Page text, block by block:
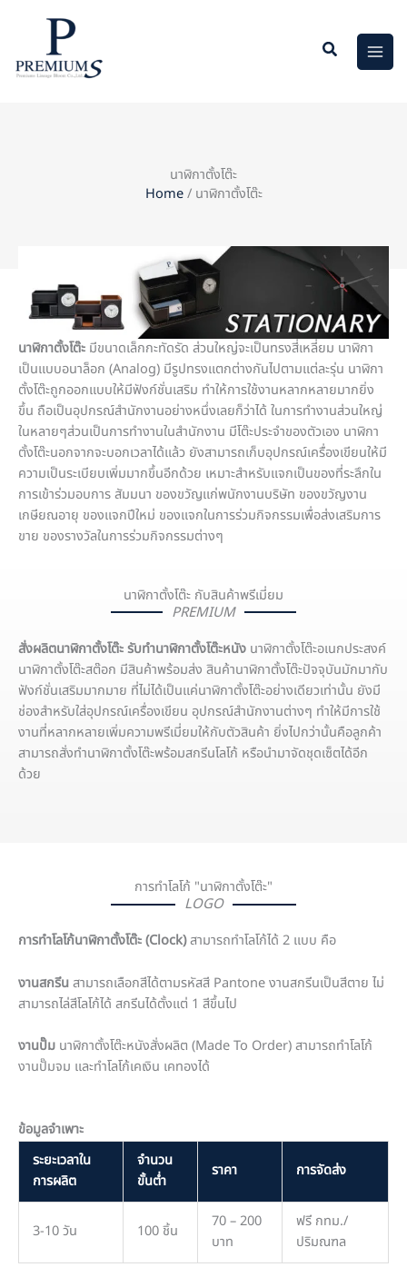
นาฬิกาตั้งโต๊ะ
Home/ นาฬิกาตั้งโต๊ะ
นาฬิกาตั้งโต๊ะ มีขนาดเล็กกะทัดรัด ส่วนใหญ่จะเป็นทรงสี่เหลี่ยม นาฬิกา
เป็นแบบอนาล็อก (Analog) มีรูปทรงแตกต่างกันไปตามแต่ละรุ่น นาฬิกา
ตั้งโต๊ะถูกออกแบบให้มีฟังก์ชั่นเสริม ทำให้การใช้งานหลากหลายมากยิ่ง
ขึ้น ถือเป็นอุปกรณ์สำนักงานอย่างหนึ่งเลยก็ว่าได้ ในการทำงานส่วนใหญ่
ในหลายๆส่วนเป็นการทำงานในสำนักงาน มีโต๊ะประจำของตัวเอง นาฬิกา
ตั้งโต๊ะนอกจากจะบอกเวลาได้แล้ว ยังสามารถเก็บอุปกรณ์เครื่องเขียนให้มี
ความเป็นระเบียบเพิ่มมากขึ้นอีกด้วย เหมาะสำหรับแจกเป็นของที่ระลึกใน
การเข้าร่วมอบการ สัมมนา ของขวัญแก่พนักงานบริษัท ของขวัญงาน
เกษียณอายุ ของแจกปีใหม่ ของแจกในการร่วมกิจกรรมเพื่อส่งเสริมการ
ขาย ของรางวัลในการร่วมกิจกรรมต่างๆ
นาฬิกาตั้งโต๊ะ กับสินค้าพรีเมี่ยม
PREMIUM
สั่งผลิตนาฬิกาตั้งโต๊ะ รับทำนาฬิกาตั้งโต๊ะหนัง นาฬิกาตั้งโต๊ะอเนกประสงค์
นาฬิกาตั้งโต๊ะสต๊อก มีสินค้าพร้อมส่ง สินค้านาฬิกาตั้งโต๊ะปัจจุบันมักมากับ
ฟังก์ชั่นเสริมมากมาย ที่ไม่ได้เป็นแค่นาฬิกาตั้งโต๊ะอย่างเดียวเท่านั้น ยังมี
ช่องสำหรับใส่อุปกรณ์เครื่องเขียน อุปกรณ์สำนักงานต่างๆ ทำให้มีการใช้
งานที่หลากหลายเพิ่มความพรีเมี่ยมให้กับตัวสินค้า ยิ่งไปกว่านั้นคือลูกค้า
สามารถสั่งทำนาฬิกาตั้งโต๊ะพร้อมสกรีนโลโก้ หรือนำมาจัดชุดเซ็ตได้อีก
ด้วย
การทำโลโก้ "นาฬิกาตั้งโต๊ะ"
LOGO
การทำโลโก้นาฬิกาตั้งโต๊ะ (Clock)สามารถทำโลโก้ได้ 2 แบบ คือ
งานสกรีนสามารถเลือกสีได้ตามรหัสสี Pantone งานสกรีนเป็นสีตาย ไม่
สามารถไล่สีโลโก้ได้ สกรีนได้ตั้งแต่ 1 สีขึ้นไป
งานปั๊ม นาฬิกาตั้งโต๊ะหนังสั่งผลิต (Made To Order) สามารถทำโลโก้
งานปั๊มจม และทำโลโก้เคเงิน เคทองได้
ข้อมูลจำเพาะ
ระยะเวลาใน
การผลิต
จำนวน
ขั้นต่ำ
ราคา การจัดส่ง
3-10 วัน 100 ชิ้น
70 – 200
บาท
ฟรี กทม./
ปริมณฑล